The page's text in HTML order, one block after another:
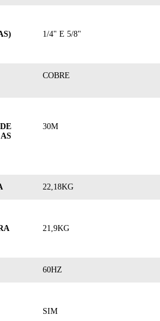
1/4" E 5/8"
COBRE
30M
22,18KG
21,9KG
60HZ
SIM